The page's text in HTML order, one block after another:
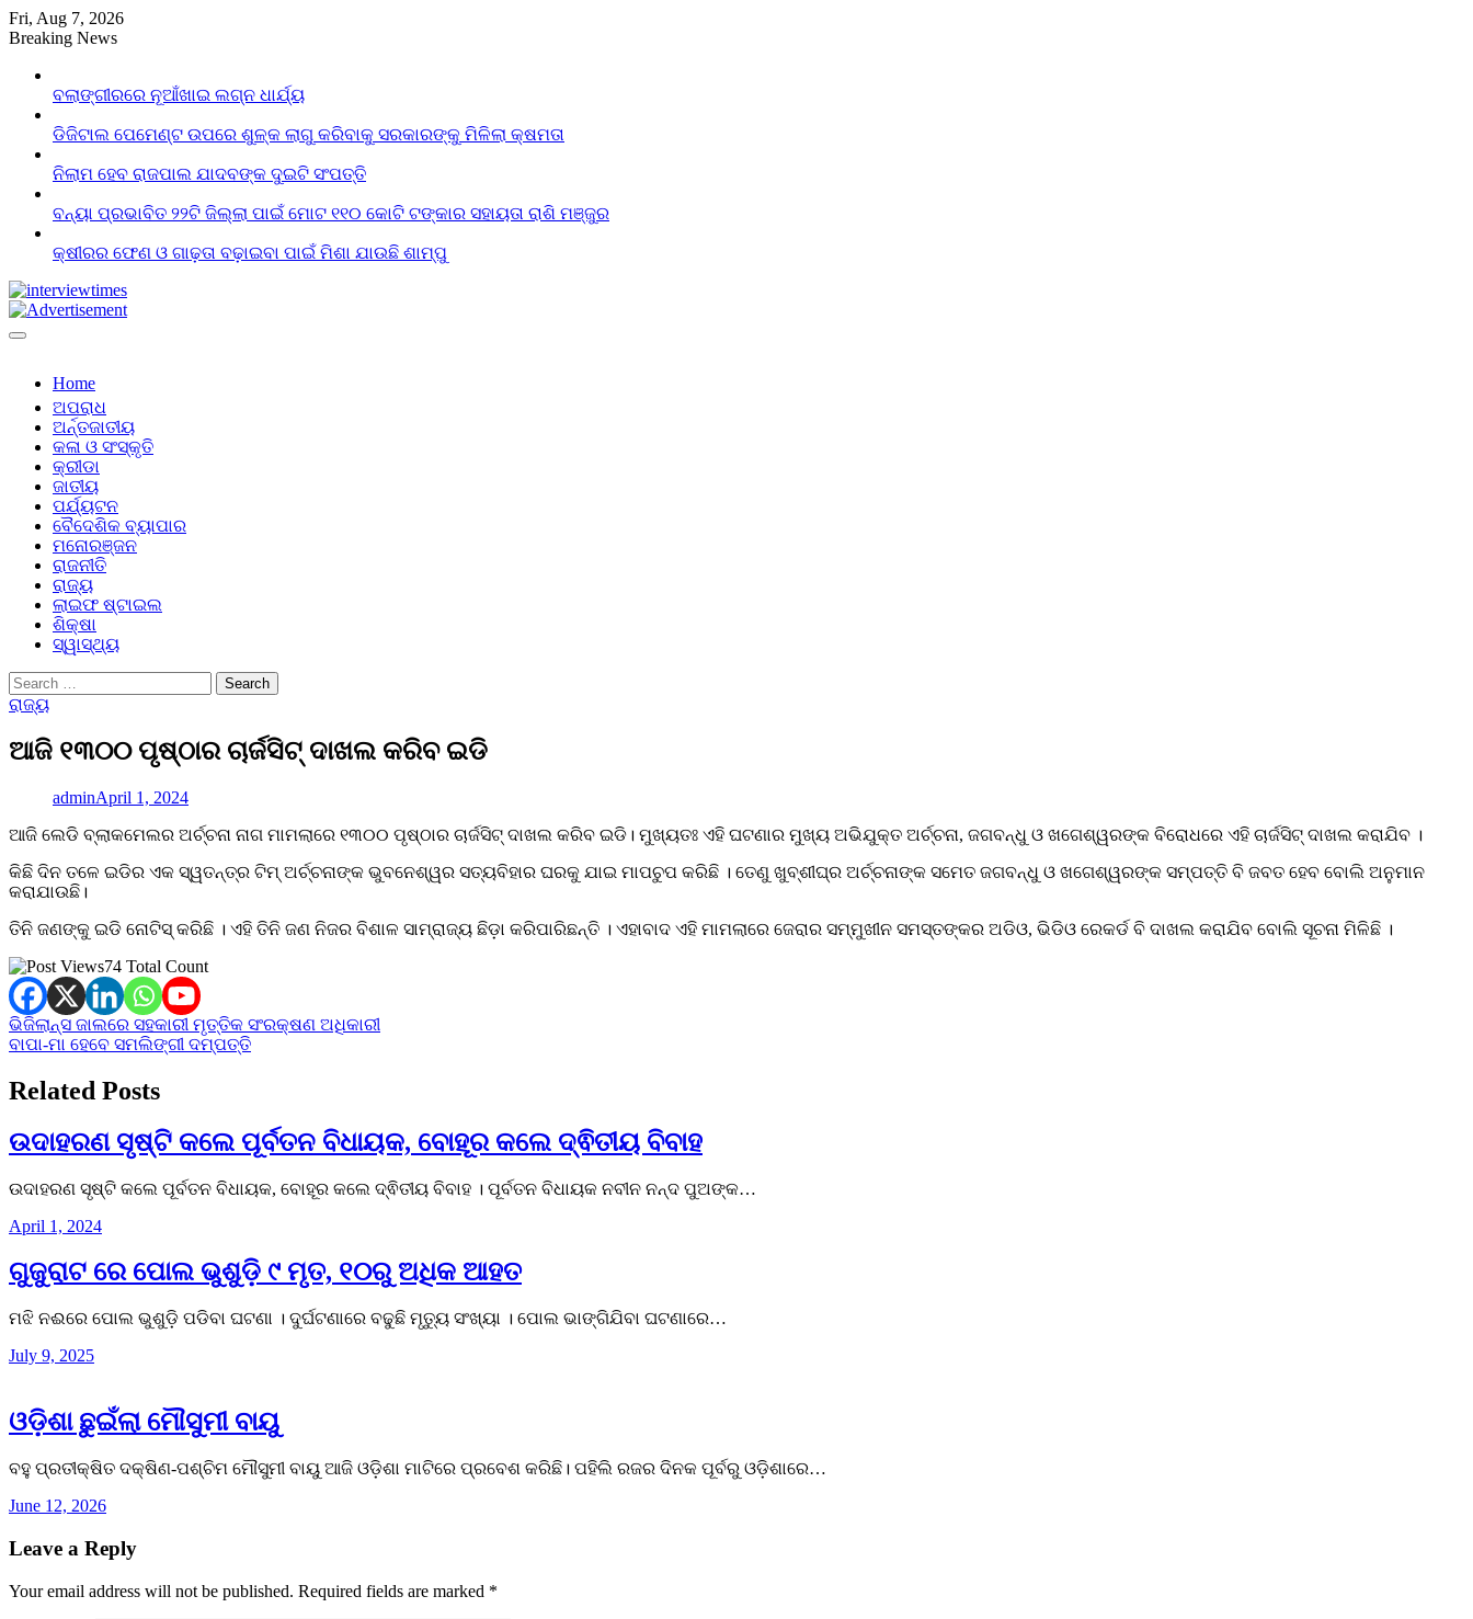
Skip
to
Fri, Aug 7, 2026
Breaking News
ବଲାଙ୍ଗୀରରେ ନୂଆଁଖାଇ ଲଗ୍ନ ଧାର୍ଯ୍ୟ
ଡିଜିଟାଲ ପେମେଣ୍ଟ ଉପରେ ଶୁଳ୍କ ଲାଗୁ କରିବାକୁ ସରକାରଙ୍କୁ ମିଳିଲା କ୍ଷମତା
ନିଲାମ ହେବ ରାଜପାଲ ଯାଦବଙ୍କ ଦୁଇଟି ସଂପତ୍ତି
ବନ୍ୟା ପ୍ରଭାବିତ ୨୨ଟି ଜିଲ୍ଲା ପାଇଁ ମୋଟ ୧୧୦ କୋଟି ଟଙ୍କାର ସହାୟତା ରାଶି ମଞ୍ଜୁର
କ୍ଷୀରର ଫେଣ ଓ ଗାଢ଼ତା ବଢ଼ାଇବା ପାଇଁ ମିଶା ଯାଉଛି ଶାମ୍ପୁ
Home
ଅପରାଧ
ଅର୍ନ୍ତଜାତୀୟ
କଳା ଓ ସଂସ୍କୃତି
କ୍ରୀଡା
ଜାତୀୟ
ପର୍ଯ୍ୟଟନ
ବୈଦେଶିକ ବ୍ୟାପାର
ମନୋରଞ୍ଜନ
ରାଜନୀତି
ରାଜ୍ୟ
ଲାଇଫ ଷ୍ଟାଇଲ
ଶିକ୍ଷା
ସ୍ୱାସ୍ଥ୍ୟ
Search
for:
ରାଜ୍ୟ
ଆଜି ୧୩୦୦ ପୃଷ୍ଠାର ଚାର୍ଜସିଟ୍ ଦାଖଲ କରିବ ଇଡି
adminApril 1, 2024
ଆଜି ଲେଡି ବ୍ଲାକମେଲର ଅର୍ଚ୍ଚନା ନାଗ ମାମଲାରେ ୧୩୦୦ ପୃଷ୍ଠାର ଚାର୍ଜସିଟ୍ ଦାଖଲ କରିବ ଇଡି। ମୁଖ୍ୟତଃ ଏହି ଘଟଣାର ମୁଖ୍ୟ ଅଭିଯୁକ୍ତ ଅର୍ଚ୍ଚନା, ଜଗବନ୍ଧୁ ଓ ଖଗେଶ୍ୱରଙ୍କ ବିରୋଧରେ ଏହି ଚାର୍ଜସିଟ୍ ଦାଖଲ କରାଯିବ ।
କିଛି ଦିନ ତଳେ ଇଡିର ଏକ ସ୍ୱତନ୍ତ୍ର ଟିମ୍ ଅର୍ଚ୍ଚନାଙ୍କ ଭୁବନେଶ୍ୱର ସତ୍ୟବିହାର ଘରକୁ ଯାଇ ମାପଚୁପ କରିଛି । ତେଣୁ ଖୁବ୍ଶୀଘ୍ର ଅର୍ଚ୍ଚନାଙ୍କ ସମେତ ଜଗବନ୍ଧୁ ଓ ଖଗେଶ୍ୱରଙ୍କ ସମ୍ପତ୍ତି ବି ଜବତ ହେବ ବୋଲି ଅନୁମାନ
କରାଯାଉଛି।
ତିନି ଜଣଙ୍କୁ ଇଡି ନୋଟିସ୍ କରିଛି । ଏହି ତିନି ଜଣ ନିଜର ବିଶାଳ ସାମ୍ରାଜ୍ୟ ଛିଡ଼ା କରିପାରିଛନ୍ତି । ଏହାବାଦ ଏହି ମାମଲାରେ ଜେରାର ସମ୍ମୁଖୀନ ସମସ୍ତଙ୍କର ଅଡିଓ, ଭିଡିଓ ରେକର୍ଡ ବି ଦାଖଲ କରାଯିବ ବୋଲି ସୂଚନା ମିଳିଛି ।
74 Total Count
Post
navigation
ଭିଜିଲାନ୍ସ ଜାଲରେ ସହକାରୀ ମୃତ୍ତିକ ସଂରକ୍ଷଣ ଅଧିକାରୀ
ବାପା-ମା ହେବେ ସମଲିଙ୍ଗୀ ଦମ୍ପତ୍ତି
Related Posts
ଉଦାହରଣ ସୃଷ୍ଟି କଲେ ପୂର୍ବତନ ବିଧାୟକ, ବୋହୂର କଲେ ଦ୍ଵିତୀୟ ବିବାହ
ଉଦାହରଣ ସୃଷ୍ଟି କଲେ ପୂର୍ବତନ ବିଧାୟକ, ବୋହୂର କଲେ ଦ୍ଵିତୀୟ ବିବାହ । ପୂର୍ବତନ ବିଧାୟକ ନବୀନ ନନ୍ଦ ପୁଅଙ୍କ…
April 1, 2024
ଗୁଜୁରାଟ ରେ ପୋଲ ଭୁଶୁଡ଼ି ୯ ମୃତ, ୧୦ରୁ ଅଧିକ ଆହତ
ମଝି ନଈରେ ପୋଲ ଭୁଶୁଡ଼ି ପଡିବା ଘଟଣା । ଦୁର୍ଘଟଣାରେ ବଢୁଛି ମୃତ୍ୟୁ ସଂଖ୍ୟା । ପୋଲ ଭାଙ୍ଗିଯିବା ଘଟଣାରେ…
July 9, 2025
ଓଡ଼ିଶା ଛୁଇଁଲା ମୌସୁମୀ ବାୟୁ
ବହୁ ପ୍ରତୀକ୍ଷିତ ଦକ୍ଷିଣ-ପଶ୍ଚିମ ମୌସୁମୀ ବାୟୁ ଆଜି ଓଡ଼ିଶା ମାଟିରେ ପ୍ରବେଶ କରିଛି। ପହିଲି ରଜର ଦିନକ ପୂର୍ବରୁ ଓଡ଼ିଶାରେ…
June 12, 2026
Leave a Reply
Your email address will not be published. Required fields are marked *